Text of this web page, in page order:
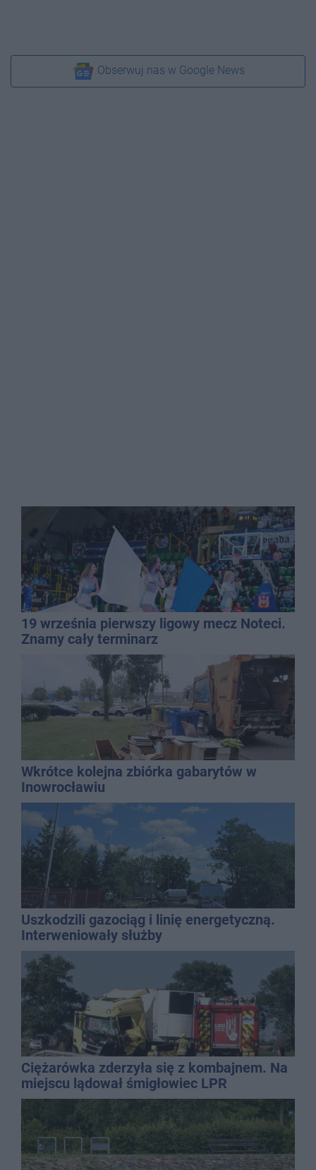
Obserwuj nas w Google News
19 września pierwszy ligowy mecz Noteci.
Znamy cały terminarz
Wkrótce kolejna zbiórka gabarytów w
Inowrocławiu
Uszkodzili gazociąg i linię energetyczną.
Interweniowały służby
Ciężarówka zderzyła się z kombajnem. Na
miejscu lądował śmigłowiec LPR